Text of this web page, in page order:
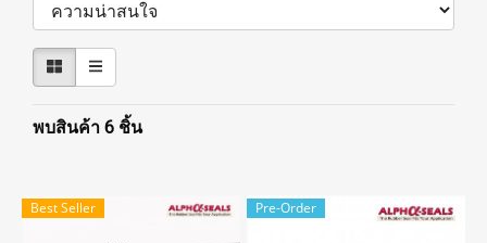
พบสินค้า 6 ชิ้น
Best Seller Pre-Order